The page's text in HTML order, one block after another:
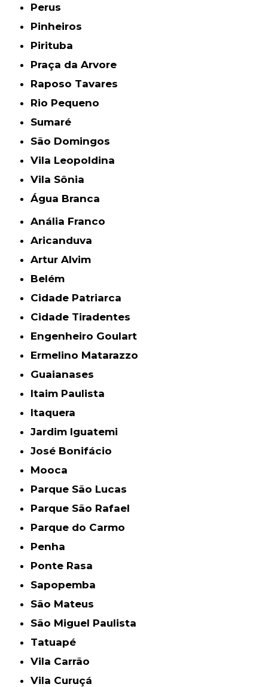
Perus
Pinheiros
Pirituba
Praça da Arvore
Raposo Tavares
Rio Pequeno
Sumaré
São Domingos
Vila Leopoldina
Vila Sônia
Água Branca
Anália Franco
Aricanduva
Artur Alvim
Belém
Cidade Patriarca
Cidade Tiradentes
Engenheiro Goulart
Ermelino Matarazzo
Guaianases
Itaim Paulista
Itaquera
Jardim Iguatemi
José Bonifácio
Mooca
Parque São Lucas
Parque São Rafael
Parque do Carmo
Penha
Ponte Rasa
Sapopemba
São Mateus
São Miguel Paulista
Tatuapé
Vila Carrão
Vila Curuçá